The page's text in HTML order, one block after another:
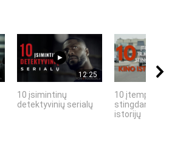
12:25
10 įsimintinų
detektyvinių serialų
10 įtemptų,
stingdančių
istorijų